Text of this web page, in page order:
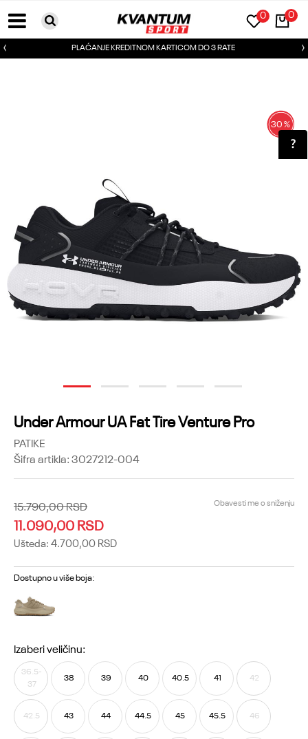
0
0
PLAĆANJE KREDITNOM KARTICOM DO 3 RATE
1 2 3 4 5
30%
Under Armour UA Fat Tire Venture Pro
PATIKE
Šifra artikla:3027212-004
15.790,00RSD
11.090,00RSD
Ušteda: 4.700,00 RSD
Obavesti me o sniženju
Dostupno u više boja:
Izaberi veličinu:
36.5-
37
38 39 40 40.5 41 42
42.5 43 44 44.5 45 45.5 46